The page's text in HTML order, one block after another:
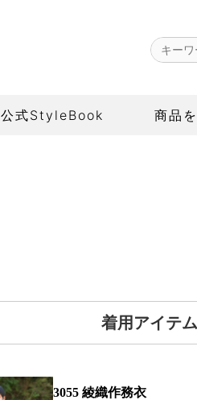
公式StyleBook 商品
着用アイテム
3055 綾織作務衣